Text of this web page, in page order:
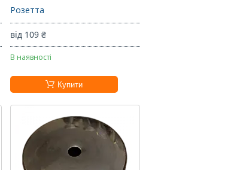
Розетта
від 109 ₴
В наявності
Купити